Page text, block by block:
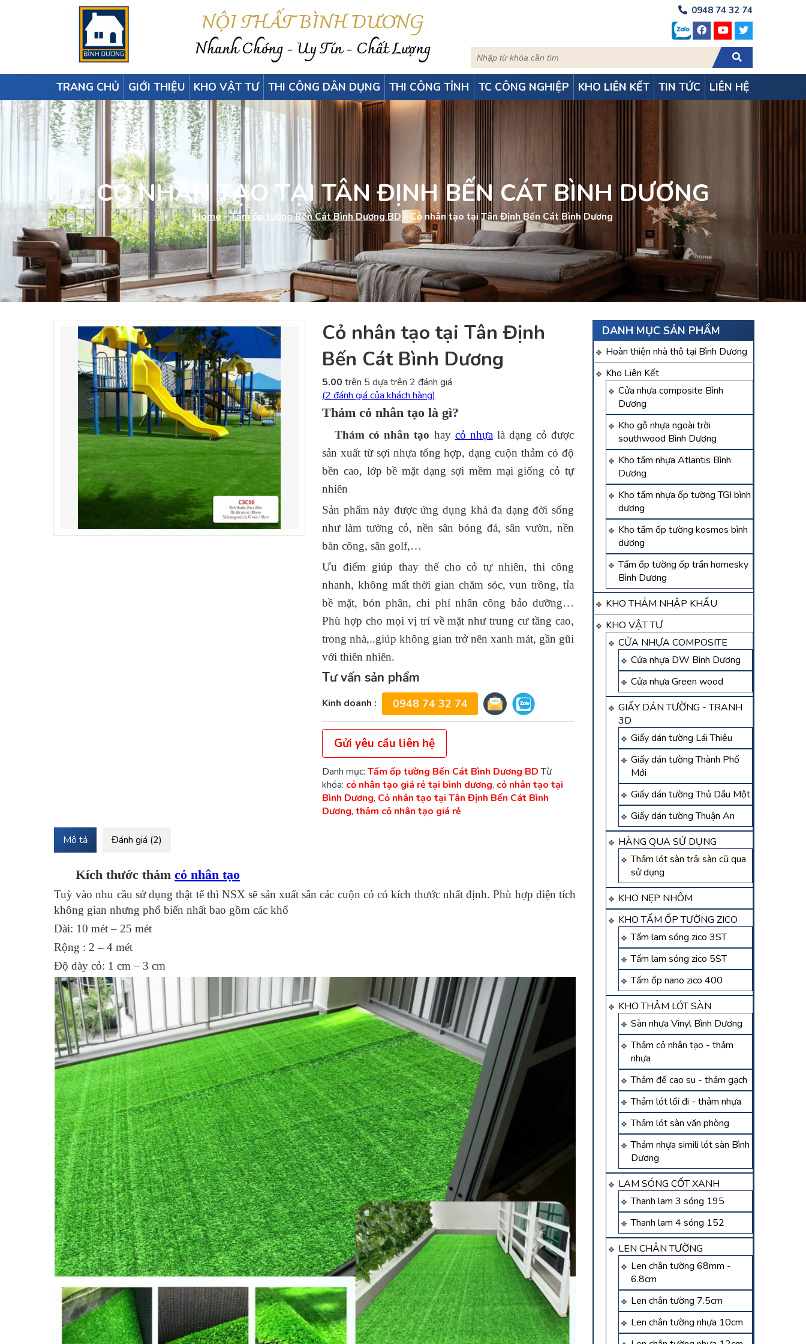
NỘI THẤT BÌNH DƯƠNG
Nhanh Chóng - Uy Tín - Chất Lượng
0948 74 32 74
TRANG CHỦ GIỚI THIỆU KHO VẬT TƯ THI CÔNG DÂN DỤNG THI CÔNG TỈNH TC CÔNG NGHIỆP KHO LIÊN KẾT TIN TỨC LIÊN HỆ
CỎ NHÂN TẠO TẠI TÂN ĐỊNH BẾN CÁT BÌNH DƯƠNG
Home-Tấm ốp tường Bến Cát Bình Dương BD- Cỏ nhân tạo tại Tân Định Bến Cát Bình Dương
DANH MỤC SẢN PHẨM
Hoàn thiện nhà thô tại Bình Dương
Kho Liên Kết
Cửa nhựa composite Bình
Dương
Kho gỗ nhựa ngoài trời
southwood Bình Dương
Kho tấm nhựa Atlantis Bình
Dương
Kho tấm nhựa ốp tường TGI bình
dương
Kho tấm ốp tường kosmos bình
dương
Tấm ốp tường ốp trần homesky
Bình Dương
KHO THẢM NHẬP KHẨU
KHO VẬT TƯ
CỬA NHỰA COMPOSITE
Cửa nhựa DW Bình Dương
Cửa nhựa Green wood
GIẤY DÁN TƯỜNG - TRANH
3D
Giấy dán tường Lái Thiêu
Giấy dán tường Thành Phố
Mới
Giấy dán tường Thủ Dầu Một
Giấy dán tường Thuận An
HÀNG QUA SỬ DỤNG
Thảm lót sàn trải sàn cũ qua
sử dụng
KHO NẸP NHÔM
KHO TẤM ỐP TƯỜNG ZICO
Tấm lam sóng zico 3ST
Tấm lam sóng zico 5ST
Tấm ốp nano zico 400
KHO THẢM LÓT SÀN
Sàn nhựa Vinyl Bình Dương
Thảm cỏ nhân tạo - thảm
nhựa
Thảm đế cao su - thảm gạch
Thảm lót lối đi - thảm nhựa
Thảm lót sàn văn phòng
Thảm nhựa simili lót sàn Bình
Dương
LAM SÓNG CỐT XANH
Thanh lam 3 sóng 195
Thanh lam 4 sóng 152
LEN CHÂN TƯỜNG
Len chân tường 68mm -
6.8cm
Len chân tường 7.5cm
Len chân tường nhựa 10cm
Cỏ nhân tạo tại Tân Định
Bến Cát Bình Dương
5.00 trên 5 dựa trên 2 đánh giá
(2 đánh giá của khách hàng)
Thảm cỏ nhân tạo là gì?
Thảm cỏ nhân tạo hay cỏ nhựalà dạng cỏ được
sản xuất từ sợi nhựa tổng hợp, dạng cuộn thảm có độ
bền cao, lớp bề mặt dạng sợi mềm mại giống cỏ tự
nhiên
Sản phẩm này được ứng dụng khá đa dạng đời sống
như làm tường cỏ, nền sân bóng đá, sân vườn, nền
bàn công, sân golf,…
Ưu điểm giúp thay thế cho cỏ tự nhiên, thi công
nhanh, không mất thời gian chăm sóc, vun trồng, tỉa
bề mặt, bón phân, chi phí nhân công bảo dưỡng…
Phù hợp cho mọi vị trí về mặt như trung cư tầng cao,
trong nhà,..giúp không gian trở nên xanh mát, gần gũi
với thiên nhiên.
Tư vấn sản phẩm
Kinh doanh : 0948 74 32 74
Gửi yêu cầu liên hệ
Danh mục: Tấm ốp tường Bến Cát Bình Dương BD Từ
khóa: cỏ nhân tạo giá rẻ tại bình dương, cỏ nhân tạo tại
Bình Dương, Cỏ nhân tạo tại Tân Định Bến Cát Bình
Dương, thảm cỏ nhân tạo giá rẻ
Mô tả Đánh giá (2)
Kích thước thảm cỏ nhân tạo
Tuỳ vào nhu cầu sử dụng thật tế thì NSX sẽ sản xuất sẵn các cuộn cỏ có kích thước nhất định. Phù hợp diện tích
không gian nhưng phổ biến nhất bao gồm các khổ
Dài: 10 mét – 25 mét
Rộng : 2 – 4 mét
Độ dày cỏ: 1 cm – 3 cm